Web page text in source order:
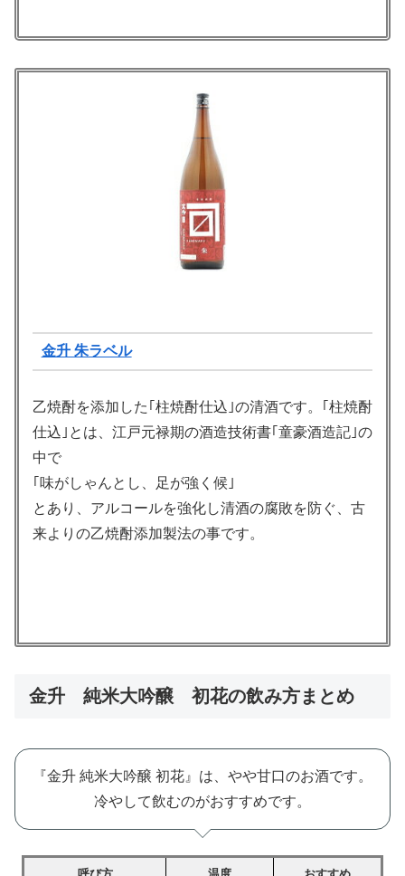
金升 朱ラベル
乙焼酎を添加した｢柱焼酎仕込｣の清酒です。｢柱焼酎
仕込｣とは、江戸元禄期の酒造技術書｢童豪酒造記｣の
中で
｢味がしゃんとし、足が強く候｣
とあり、アルコールを強化し清酒の腐敗を防ぐ、古
来よりの乙焼酎添加製法の事です。
金升 純米大吟醸 初花の飲み方まとめ
『金升 純米大吟醸 初花』は、やや甘口のお酒です。
冷やして飲むのがおすすめです。